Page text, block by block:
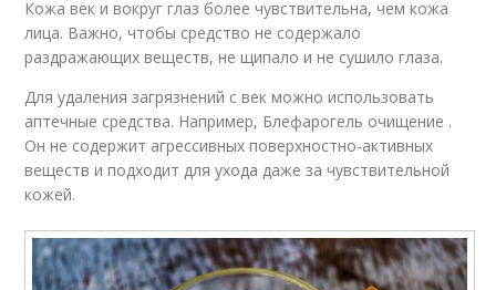
Кожа век и вокруг глаз более чувствительна, чем кожа
лица. Важно, чтобы средство не содержало
раздражающих веществ, не щипало и не сушило глаза.
Для удаления загрязнений с век можно использовать
аптечные средства. Например, Блефарогель очищение .
Он не содержит агрессивных поверхностно-активных
веществ и подходит для ухода даже за чувствительной
кожей.